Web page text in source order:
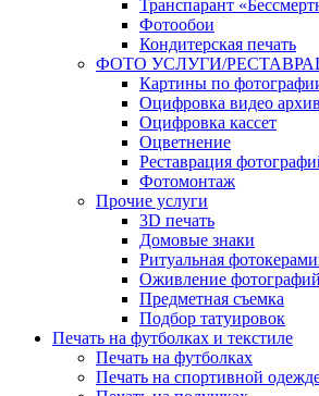
Транспарант
Фотообои
Кондитерская печать
ФОТО УСЛУГИ/
Картины по
Оцифровка видео
Оцифровка кассет
Оцветнение
Реставрация
Фотомонтаж
Прочие услуги
3D печать
Домовые знаки
Ритуальная
Оживление фотографий
Предметная съемка
Подбор татуировок
Печать на футболках и текстиле
Печать на футболках
Печать на спортивной